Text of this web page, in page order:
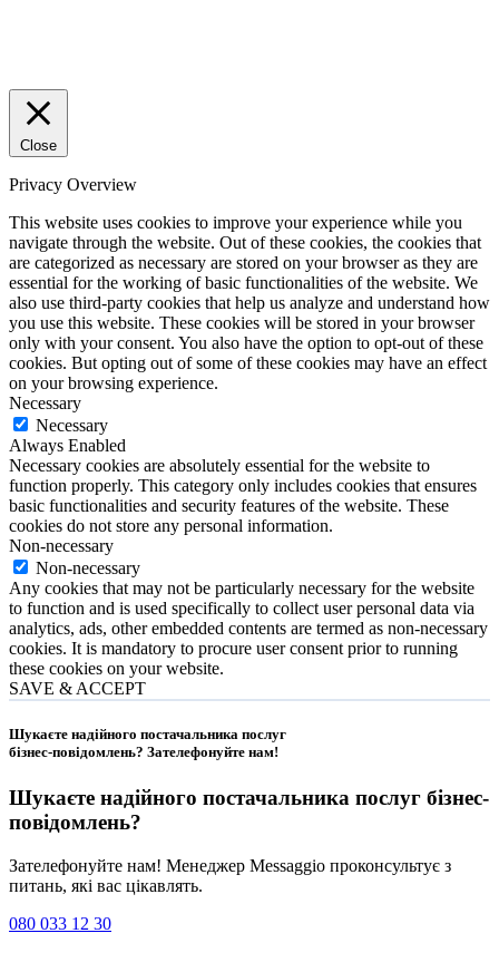
Close
Privacy Overview
This website uses cookies to improve your experience while you
navigate through the website. Out of these cookies, the cookies that
are categorized as necessary are stored on your browser as they are
essential for the working of basic functionalities of the website. We
also use third-party cookies that help us analyze and understand how
you use this website. These cookies will be stored in your browser
only with your consent. You also have the option to opt-out of these
cookies. But opting out of some of these cookies may have an effect
on your browsing experience.
Necessary
Necessary
Always Enabled
Necessary cookies are absolutely essential for the website to
function properly. This category only includes cookies that ensures
basic functionalities and security features of the website. These
cookies do not store any personal information.
Non-necessary
Non-necessary
Any cookies that may not be particularly necessary for the website
to function and is used specifically to collect user personal data via
analytics, ads, other embedded contents are termed as non-necessary
cookies. It is mandatory to procure user consent prior to running
these cookies on your website.
SAVE & ACCEPT
Шукаєте надійного постачальника послуг
бізнес-повідомлень? Зателефонуйте нам!
Шукаєте надійного постачальника послуг бізнес-
повідомлень?
Зателефонуйте нам! Менеджер Messaggio проконсультує з
питань, які вас цікавлять.
080 033 12 30